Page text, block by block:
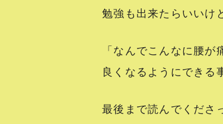
勉強も出来たらいいけ
「なんでこんなに腰
良くなるようにでき
最後まで読んでくださ